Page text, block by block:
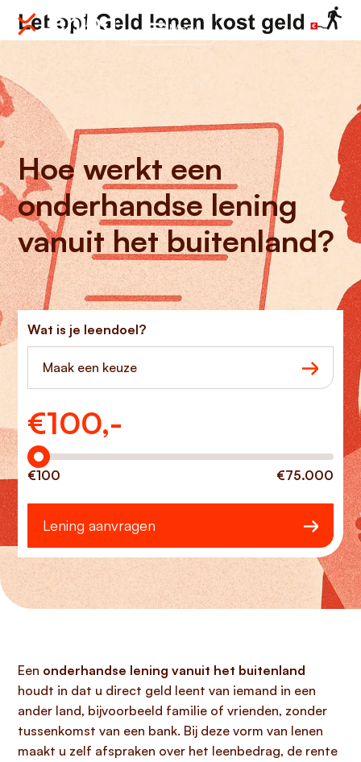
Menu
Hoe werkt een
onderhandse lening
vanuit het buitenland?
Wat is je leendoel?
Maak een keuze
€100,-
Hoeveel wilt u lenen?
€100 €75.000
Lening aanvragen
Een onderhandse lening vanuit het buitenland
houdt in dat u direct geld leent van iemand in een
ander land, bijvoorbeeld familie of vrienden, zonder
tussenkomst van een bank. Bij deze vorm van lenen
maakt u zelf afspraken over het leenbedrag, de rente